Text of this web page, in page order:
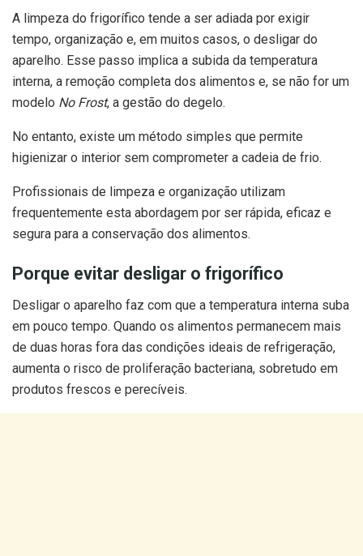
A limpeza do frigorífico tende a ser adiada por exigir
tempo, organização e, em muitos casos, o desligar do
aparelho. Esse passo implica a subida da temperatura
interna, a remoção completa dos alimentos e, se não for um
modelo No Frost, a gestão do degelo.
No entanto, existe um método simples que permite
higienizar o interior sem comprometer a cadeia de frio.
Profissionais de limpeza e organização utilizam
frequentemente esta abordagem por ser rápida, eficaz e
segura para a conservação dos alimentos.
Porque evitar desligar o frigorífico
Desligar o aparelho faz com que a temperatura interna suba
em pouco tempo. Quando os alimentos permanecem mais
de duas horas fora das condições ideais de refrigeração,
aumenta o risco de proliferação bacteriana, sobretudo em
produtos frescos e perecíveis.